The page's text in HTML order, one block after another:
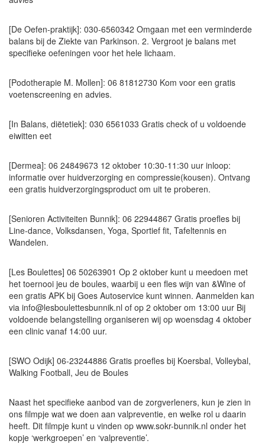
[De Oefen-praktijk]: 030-6560342 Omgaan met een verminderde
balans bij de Ziekte van Parkinson. 2. Vergroot je balans met
specifieke oefeningen voor het hele lichaam.
[Podotherapie M. Mollen]: 06 81812730 Kom voor een gratis
voetenscreening en advies.
[In Balans, diëtetiek]: 030 6561033 Gratis check of u voldoende
eiwitten eet
[Dermea]: 06 24849673 12 oktober 10:30-11:30 uur inloop:
informatie over huidverzorging en compressie(kousen). Ontvang
een gratis huidverzorgingsproduct om uit te proberen.
[Senioren Activiteiten Bunnik]: 06 22944867 Gratis proefles bij
Line-dance, Volksdansen, Yoga, Sportief fit, Tafeltennis en
Wandelen.
[Les Boulettes] 06 50263901 Op 2 oktober kunt u meedoen met
het toernooi jeu de boules, waarbij u een fles wijn van &Wine of
een gratis APK bij Goes Autoservice kunt winnen. Aanmelden kan
via info@lesboulettesbunnik.nl of op 2 oktober om 13:00 uur Bij
voldoende belangstelling organiseren wij op woensdag 4 oktober
een clinic vanaf 14:00 uur.
[SWO Odijk] 06-23244886 Gratis proefles bij Koersbal, Volleybal,
Walking Football, Jeu de Boules
Naast het specifieke aanbod van de zorgverleners, kun je zien in
ons filmpje wat we doen aan valpreventie, en welke rol u daarin
heeft. Dit filmpje kunt u vinden op www.sokr-bunnik.nl onder het
kopje ‘werkgroepen’ en ‘valpreventie’.